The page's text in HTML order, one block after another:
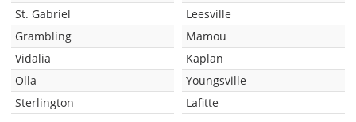
St. Gabriel
Grambling
Vidalia
Olla
Sterlington
Leesville
Mamou
Kaplan
Youngsville
Lafitte